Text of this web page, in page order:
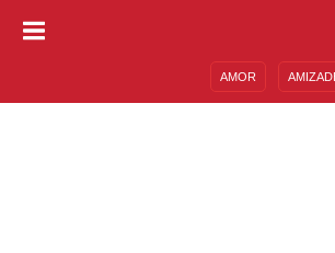
AMOR